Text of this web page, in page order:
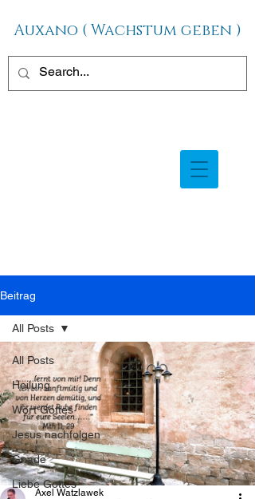
Auxano ( Wachstum geben )
Beitrag
All Posts
Heilung
Wort Gottes
Jesus nachfolgen
Gnade
Liebe Gottes
All Posts
Axel Watzlawek